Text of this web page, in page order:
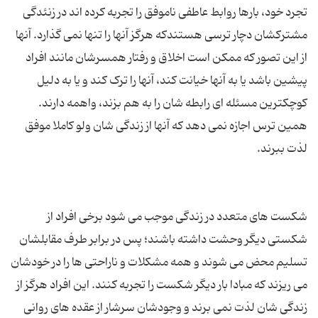
تجرد خود، بارها روابط عاطفی ناموفق را تجربه کرده اند در زنئدگی
مشترکشان دچار ترسی هستندکه هرگز آنها را تنها نمی گذارد. آنها
از این تصور که ممکن است اخلاق و رفتار همسرشان مانند افراد
پیشین باشد یا به آنها خیانت کند، آنها را ترک کند و یا به دلیل
کوچکترین مسئله ای رابطه شان را به هم بزند، واهمه دارند.
همین ترس اجازه نمی دهد که آنها از زندگی شان ولو کاملا موفق
شکست های متعدد در زندگی موجب می شود برخی افراد از
شکستی دیگر وحشت داشته باشند؛ پس در برابر طرف مقابلشان
تسلیم محض می شوند و همه مشکلات و ناراحتی ها را در خودشان
می ریزند که مبادا بار دیگر شکست را تجربه کنند. این افراد هرگز از
زندگی شان لذت نمی برند و وجودشان سرشار از عقده های روانی